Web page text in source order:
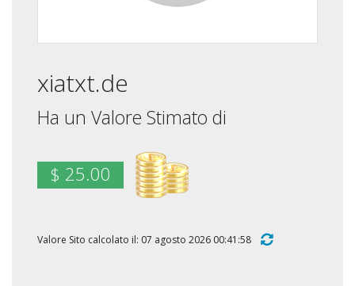
xiatxt.de
Ha un Valore Stimato di
$ 25.00
Valore Sito calcolato il: 07 agosto 2026 00:41:58